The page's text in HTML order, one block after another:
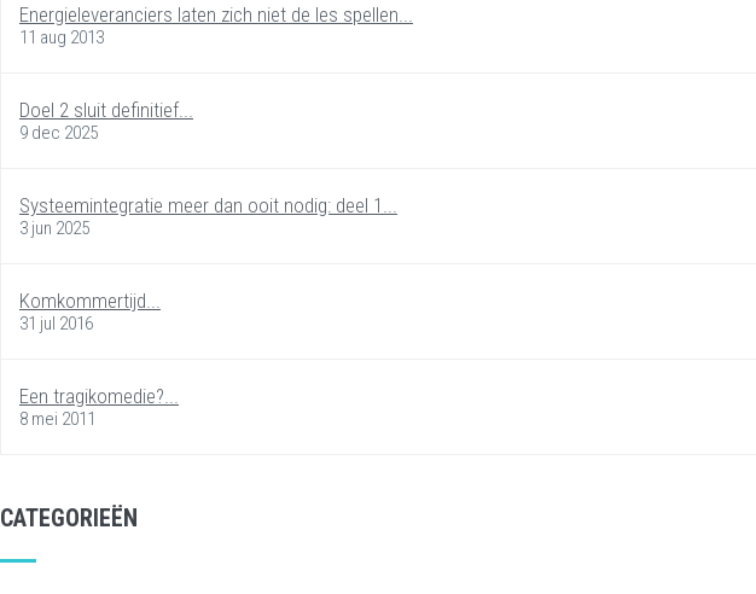
Energieleveranciers laten zich niet de les spellen...
11 aug 2013
Doel 2 sluit definitief...
9 dec 2025
Systeemintegratie meer dan ooit nodig: deel 1...
3 jun 2025
Komkommertijd...
31 jul 2016
Een tragikomedie?...
8 mei 2011
CATEGORIEËN